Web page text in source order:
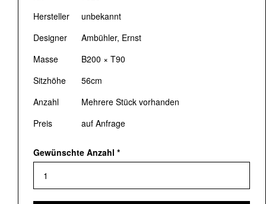
Hersteller
unbekannt
Designer
Ambühler, Ernst
Masse
B200 × T90
Sitzhöhe
56cm
Anzahl
Mehrere Stück vorhanden
Preis
auf Anfrage
Gewünschte Anzahl *